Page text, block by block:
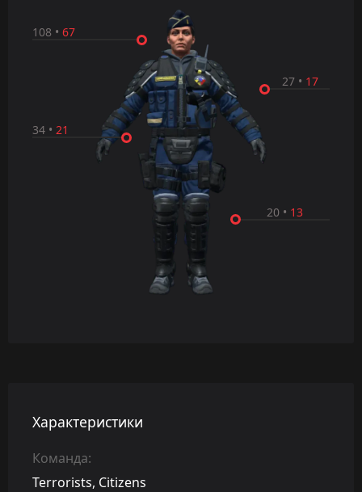
20 • 13
34 • 21
27• 17
108 • 67
Характеристики
Команда:
Terrorists, Citizens